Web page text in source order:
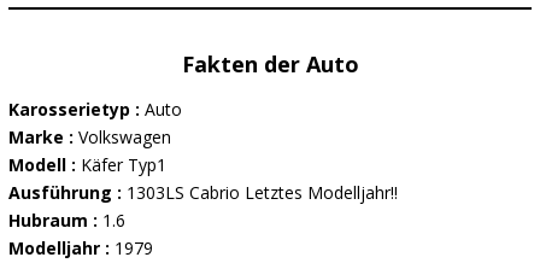
Fakten der Auto
Karosserietyp : Auto
Marke : Volkswagen
Modell : Käfer Typ1
Ausführung : 1303LS Cabrio Letztes Modelljahr!!
Hubraum : 1.6
Modelljahr : 1979